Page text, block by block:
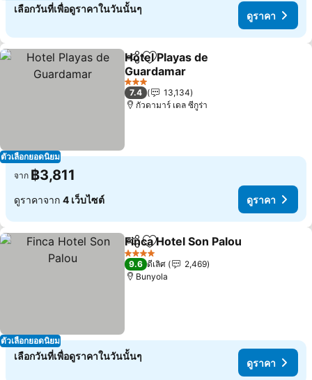
เลือกวันที่เพื่อดูราคาในวันนั้นๆ
ดูราคา
ตัวเลือกยอดนิยม
แชร์ เพิ่มในรายการโปรด
Hotel Playas de
Guardamar
3 ดาว
7.4
13,134
กัวดามาร์ เดล ซีกูร่า
จาก ฿3,811
ดูราคาจาก 4 เว็บไซต์ ดูราคา
ตัวเลือกยอดนิยม
แชร์ เพิ่มในรายการโปรด
Finca Hotel Son Palou
4 ดาว
9.6 ดีเลิศ
2,469
Bunyola
เลือกวันที่เพื่อดูราคาในวันนั้นๆ
ดูราคา